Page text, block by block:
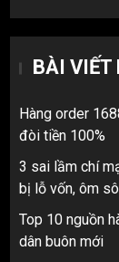
BÀI VIẾT
Hàng order
đòi tiền 100%
3 sai lầm chí
bị lỗ vốn, ôm sô
Top 10 nguồn
dân buôn mới